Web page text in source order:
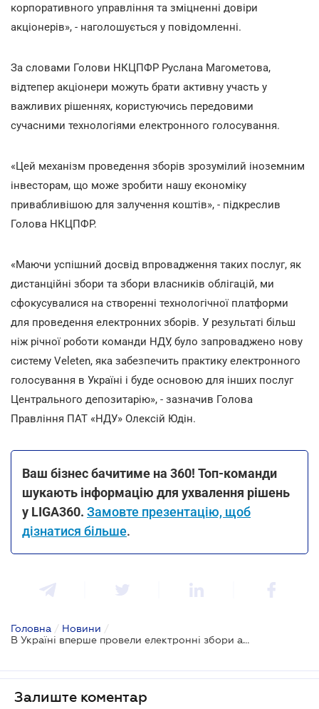
корпоративного управління та зміцненні довіри
акціонерів», - наголошується у повідомленні.
За словами Голови НКЦПФР Руслана Магометова,
відтепер акціонери можуть брати активну участь у
важливих рішеннях, користуючись передовими
сучасними технологіями електронного голосування.
«Цей механізм проведення зборів зрозумілий іноземним
інвесторам, що може зробити нашу економіку
привабливішою для залучення коштів», - підкреслив
Голова НКЦПФР.
«Маючи успішний досвід впровадження таких послуг, як
дистанційні збори та збори власників облігацій, ми
сфокусувалися на створенні технологічної платформи
для проведення електронних зборів. У результаті більш
ніж річної роботи команди НДУ, було запроваджено нову
систему Veleten, яка забезпечить практику електронного
голосування в Україні і буде основою для інших послуг
Центрального депозитарію», - зазначив Голова
Правління ПАТ «НДУ» Олексій Юдін.
Ваш бізнес бачитиме на 360! Топ-команди
шукають інформацію для ухвалення рішень
у LIGA360. Замовте презентацію, щоб
дізнатися більше.
Головна / Новини /
В Україні вперше провели електронні збори акціонерів
Залиште коментар